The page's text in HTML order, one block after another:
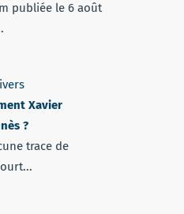
publiée le 6 août
Xavier
?
trace de